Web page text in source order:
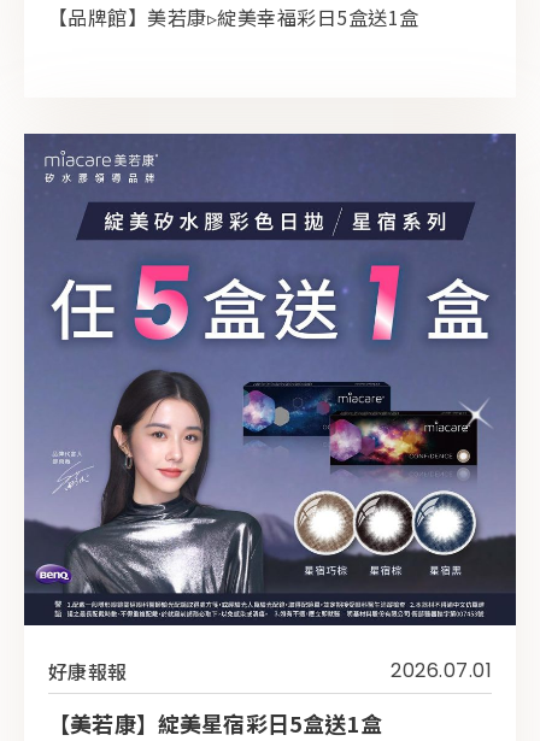
【品牌館】美若康▹綻美幸福彩日5盒送1盒
好康報報 2026.07.01
【美若康】綻美星宿彩日5盒送1盒